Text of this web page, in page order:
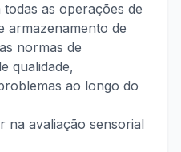
as operações de
armazenamento de
normas de
qualidade,
ao longo do
na avaliação sensorial